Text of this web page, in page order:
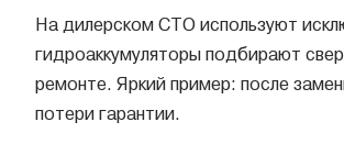
На дилерском СТО используют
гидроаккумуляторы подбирают
ремонте. Яркий пример: после
потери гарантии.